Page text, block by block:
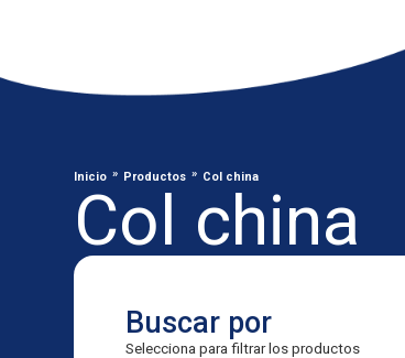
Inicio » Productos » Col china
Col china
Buscar por
Selecciona para filtrar los productos